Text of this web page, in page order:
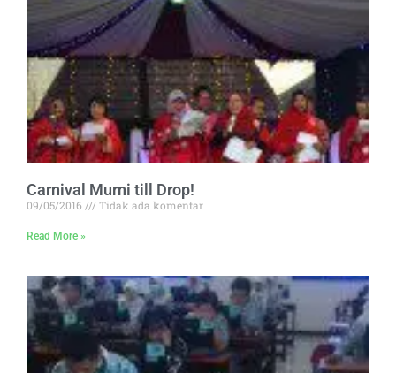
Carnival Murni till Drop!
09/05/2016 Tidak ada komentar
Read More »